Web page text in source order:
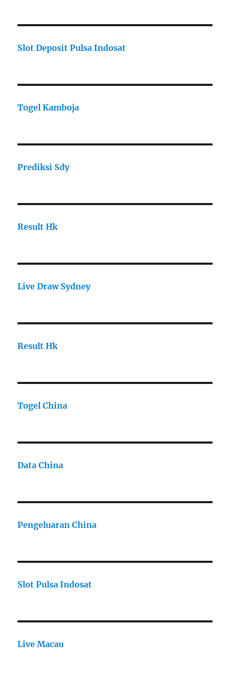
Slot Deposit Pulsa Indosat
Togel Kamboja
Prediksi Sdy
Result Hk
Live Draw Sydney
Result Hk
Togel China
Data China
Pengeluaran China
Slot Pulsa Indosat
Live Macau